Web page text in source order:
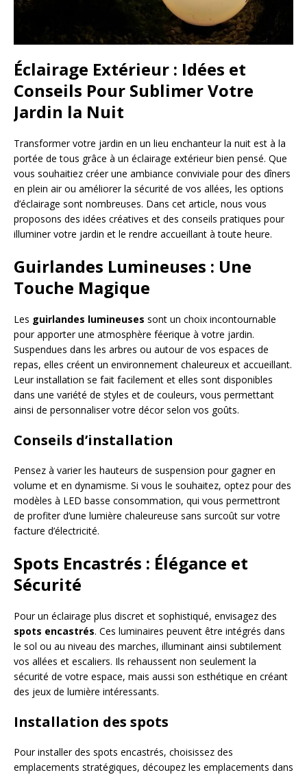
Éclairage Extérieur : Idées et
Conseils Pour Sublimer Votre
Jardin la Nuit
Transformer votre jardin en un lieu enchanteur la nuit est à la
portée de tous grâce à un éclairage extérieur bien pensé. Que
vous souhaitiez créer une ambiance conviviale pour des dîners
en plein air ou améliorer la sécurité de vos allées, les options
d’éclairage sont nombreuses. Dans cet article, nous vous
proposons des idées créatives et des conseils pratiques pour
illuminer votre jardin et le rendre accueillant à toute heure.
Guirlandes Lumineuses : Une
Touche Magique
Les guirlandes lumineuses sont un choix incontournable
pour apporter une atmosphère féerique à votre jardin.
Suspendues dans les arbres ou autour de vos espaces de
repas, elles créent un environnement chaleureux et accueillant.
Leur installation se fait facilement et elles sont disponibles
dans une variété de styles et de couleurs, vous permettant
ainsi de personnaliser votre décor selon vos goûts.
Conseils d’installation
Pensez à varier les hauteurs de suspension pour gagner en
volume et en dynamisme. Si vous le souhaitez, optez pour des
modèles à LED basse consommation, qui vous permettront
de profiter d’une lumière chaleureuse sans surcoût sur votre
facture d’électricité.
Spots Encastrés : Élégance et
Sécurité
Pour un éclairage plus discret et sophistiqué, envisagez des
spots encastrés. Ces luminaires peuvent être intégrés dans
le sol ou au niveau des marches, illuminant ainsi subtilement
vos allées et escaliers. Ils rehaussent non seulement la
sécurité de votre espace, mais aussi son esthétique en créant
des jeux de lumière intéressants.
Installation des spots
Pour installer des spots encastrés, choisissez des
emplacements stratégiques, découpez les emplacements dans